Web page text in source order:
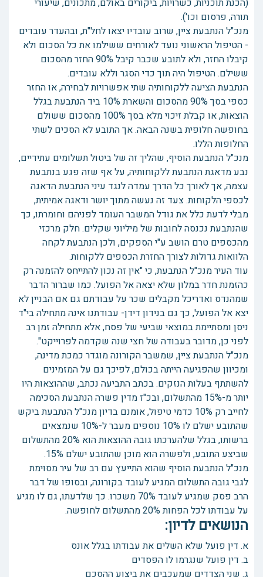
(הכנת תוכניות, כשרויות, ביקורים באולם, מתכונים, שיעורי
תורה, פרסום וכו').
מנכ"ל הנתבעת ציין, שרוב עובדיו יצאו לחל"ת, ובהעדר עובדים
- הטיפול הראשוני נועד לאורחים ששילמו את כל הסכום ולא
קיבלו החזר, ולא לתובע שכבר קיבל 90% החזר מהסכום
ששילם. הטיפול היה תוך כדי הסגר וללא עובדים.
הנתבעת הציעה ללקוחותיה שתי אפשרויות לבחירה, או החזר
כספי בסך 90% מהסכום והשארת 10% ביד הנתבעת בגלל
הוצאות, או קבלת זיכוי מלא בסך 100% מהסכום ששולם
בחופשה חלופית בשנה הבאה. אך התובע לא הסכים לשתי
החלופות הללו.
מנכ"ל הנתבעת הוסיף, שהליך זה של ביטול תשלומים עתידיים,
נבע מדאגת הנתבעת ללקוחותיה, על אף שזה פגע בנתבעת
עצמה, אך לאורך כל הדרך עמדה לנגד עיני הנתבעת הדאגה
לכספי הלקוחות. צעד זה נעשה מתוך יושר ודאגה אמיתית,
מבלי לדעת כלל את גודל המשבר העומד לפניהם וחומרתו, כך
שהנתבעת נכנסה לחובות של מיליוני שקלים. חלק מרכזי
מהכספים טרם הושב ע"י הספקים, ולכן הנתבעת לקחה
הלוואות גדולות לצורך החזרת הכספים ללקוחות.
עוד העיר מנכ"ל הנתבעת, כי "אין זה נכון להתייחס להזמנה רק
כהזמנת חדר במלון שלא יצאה אל הפועל. כמו שברור הדבר
שמהנדס ואדריכל מקבלים שכר על עבודתם גם אם הבניין לא
יצא אל הפועל, כך גם בנידון דידן- עבודתנו אינה מתחילה בי"ד
ניסן ומסתיימת במוצאי שביעי של פסח, אלא מתחילה זמן רב
לפני כן, מדובר בעבודה של חצי שנה שקדמה לפרוייקט".
מנכ"ל הנתבעת ציין, שמשבר הקורונה מוגדר כמכת מדינה,
ומכיוון שהפגיעה הייתה בכולם, לפיכך גם על המזמינים
להשתתף בעלות הנזקים. בכתב התביעה נכתב, שההוצאות היו
יותר מ-15% מהתשלום, ובכ"ז מדין פשרה הנתבעת הסכימה
לחייב רק 10% כדמי טיפול, אומנם בדיון מנכ"ל הנתבעת ביקש
שהתובע ישלם לו 10% נוספים מעבר ל-10% שנמצאים
ברשותו, בגלל שלהערכתו גובה ההוצאות הוא 20% מהתשלום
שביצע התובע, ולפשרה הוא מוכן שהתובע ישלם 15%.
מנכ"ל הנתבעת הוסיף שהוא התייעץ עם רב של עיר מסוימת
לגבי גובה התשלום המגיע לעובד בקורונה, ובסופו של דבר
הרב פסק שמגיע לעובד 70% משכרו. כך שלדעתו, גם לו מגיע
על עבודתו לכל הפחות 20% מהתשלום לחופשה.
הנושאים לדיון:
א. דין פועל שלא השלים את עבודתו בגלל אונס
ב. דין פועל שנגרמו לו הפסדים
ג. שני הצדדים שמעכבים את ביצוע ההסכם